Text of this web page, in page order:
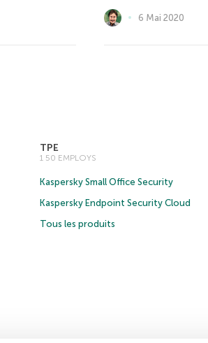
6 Mai 2020
TPE
1 50 EMPLOYS
Kaspersky Small Office Security
Kaspersky Endpoint Security Cloud
Tous les produits